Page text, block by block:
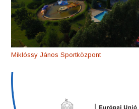
Miklóssy János Sportközpont